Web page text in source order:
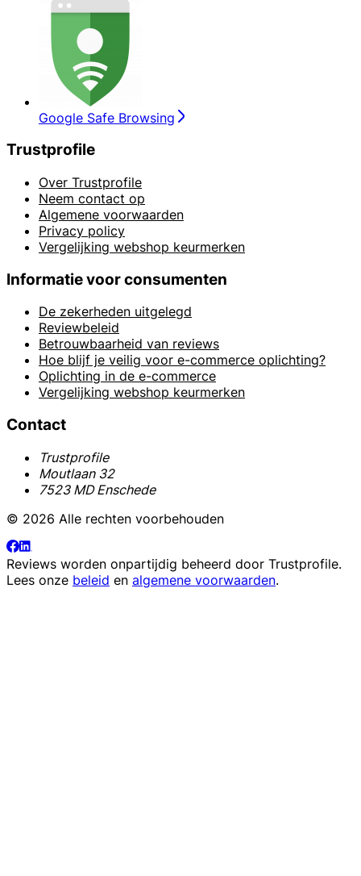
Google Safe Browsing
Trustprofile
Over Trustprofile
Neem contact op
Algemene voorwaarden
Privacy policy
Vergelijking webshop keurmerken
Informatie voor consumenten
De zekerheden uitgelegd
Reviewbeleid
Betrouwbaarheid van reviews
Hoe blijf je veilig voor e-commerce oplichting?
Oplichting in de e-commerce
Vergelijking webshop keurmerken
Contact
Trustprofile
Moutlaan 32
7523 MD Enschede
© 2026 Alle rechten voorbehouden
Reviews worden onpartijdig beheerd door Trustprofile.
Lees onze beleid en algemene voorwaarden.